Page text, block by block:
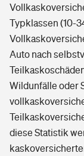
Typklassen (10-
Auto nach
Wildunfälle oder
diese Statistik